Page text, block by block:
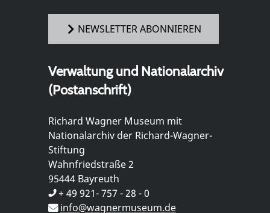
NEWSLETTER ABONNIEREN
Verwaltung und Nationalarchiv
(Postanschrift)
Richard Wagner Museum mit
Nationalarchiv der Richard-Wagner-
Stiftung
Wahnfriedstraße 2
95444 Bayreuth
+ 49 921- 757 - 28 - 0
info@wagnermuseum.de